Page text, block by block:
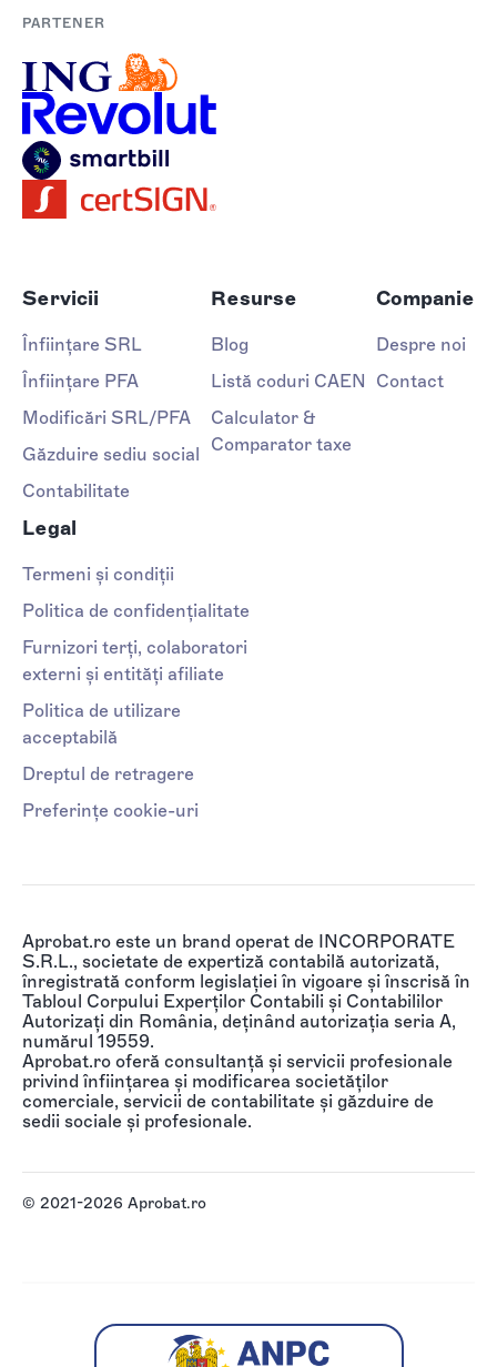
PARTENER
Servicii
Înființare SRL
Înființare PFA
Modificări SRL/PFA
Găzduire sediu social
Contabilitate
Resurse
Blog
Listă coduri CAEN
Calculator &
Comparator taxe
Companie
Despre noi
Contact
Legal
Termeni și condiții
Politica de confidențialitate
Furnizori terți, colaboratori
externi și entități afiliate
Politica de utilizare
acceptabilă
Dreptul de retragere
Preferințe cookie-uri
Aprobat.ro este un brand operat de INCORPORATE
S.R.L., societate de expertiză contabilă autorizată,
înregistrată conform legislației în vigoare și înscrisă în
Tabloul Corpului Experților Contabili și Contabililor
Autorizați din România, deținând autorizația seria A,
numărul 19559.
Aprobat.ro oferă consultanță și servicii profesionale
privind înființarea și modificarea societăților
comerciale, servicii de contabilitate și găzduire de
sedii sociale și profesionale.
© 2021-2026 Aprobat.ro